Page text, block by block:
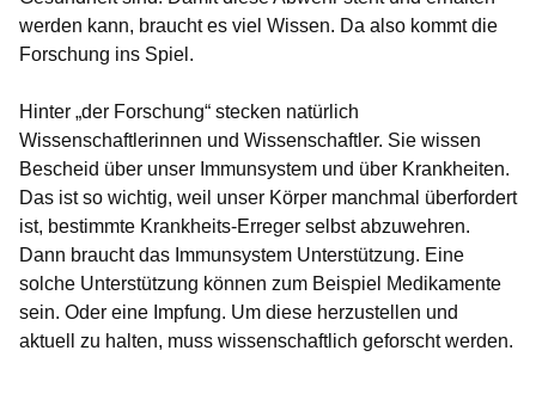
werden kann, braucht es viel Wissen. Da also kommt die
Forschung ins Spiel.
Hinter „der Forschung“ stecken natürlich
Wissenschaftlerinnen und Wissenschaftler. Sie wissen
Bescheid über unser Immunsystem und über Krankheiten.
Das ist so wichtig, weil unser Körper manchmal überfordert
ist, bestimmte Krankheits-Erreger selbst abzuwehren.
Dann braucht das Immunsystem Unterstützung. Eine
solche Unterstützung können zum Beispiel Medikamente
sein. Oder eine Impfung. Um diese herzustellen und
aktuell zu halten, muss wissenschaftlich geforscht werden.